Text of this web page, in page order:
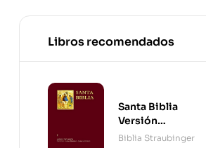
Libros recomendados
Santa Biblia
Versión
Straubinger - 2
Biblia Straubinger